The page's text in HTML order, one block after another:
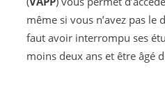
même si vous n’avez pas
faut avoir interrompu ses
moins deux ans et être âgé